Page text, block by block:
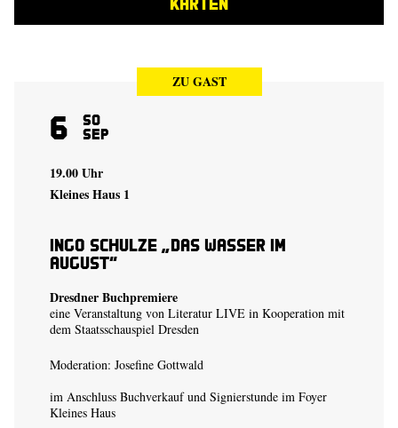
ZU GAST
6 So
Sep
19.00 Uhr
Kleines Haus 1
Ingo Schulze „Das Wasser im
August“
Dresdner Buchpremiere
eine Veranstaltung von Literatur LIVE in Kooperation mit
dem Staatsschauspiel Dresden
Moderation: Josefine Gottwald
im Anschluss Buchverkauf und Signierstunde im Foyer
Kleines Haus